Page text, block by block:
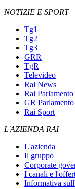
NOTIZIE E SPORT
Tg1
Tg2
Tg3
GRR
TgR
Televideo
Rai News
Rai Parlamento
GR Parlamento
Rai Sport
L'AZIENDA RAI
L'azienda
Il gruppo
Corporate
I canali e
Informativa